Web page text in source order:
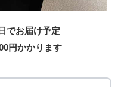
でお届け予定
円かかります